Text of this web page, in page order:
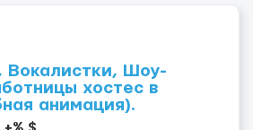
Вокалистки, Шоу-
хостес в
анимация).